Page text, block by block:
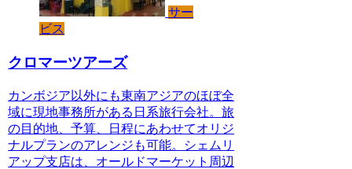
サー
ビス
クロマーツアーズ
カンボジア以外にも東南アジアのほぼ全
域に現地事務所がある日系旅行会社。旅
の目的地、予算、日程にあわせてオリジ
ナルプランのアレンジも可能。シェムリ
アップ支店は、オールドマーケット周辺